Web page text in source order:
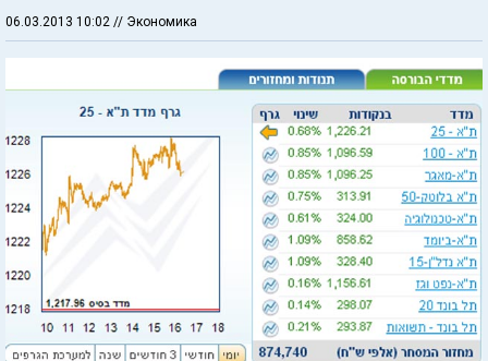
06.03.2013 10:02 // Экономика